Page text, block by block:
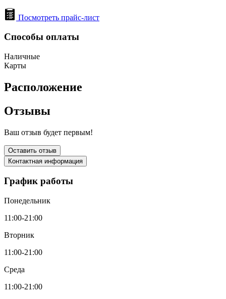
Посмотреть прайс-лист
Способы оплаты
Наличные
Карты
Расположение
Отзывы
Ваш отзыв будет первым!
Оставить отзыв
Контактная информация
График работы
Понедельник
11:00-21:00
Вторник
11:00-21:00
Среда
11:00-21:00